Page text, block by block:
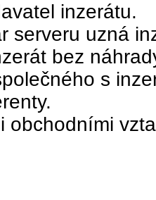
inzerátu.
serveru uzná
bez
s
obchodními